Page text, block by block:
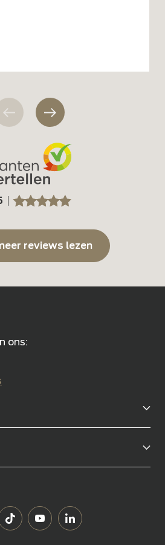
SSSSS
SSSSS
reviews lezen
ons: